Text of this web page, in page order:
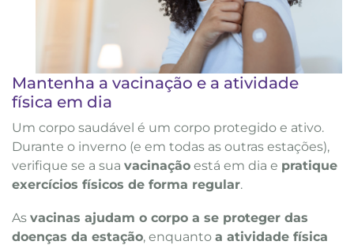
Mantenha a vacinação e a atividade
física em dia
Um corpo saudável é um corpo protegido e ativo.
Durante o inverno (e em todas as outras estações),
verifique se a sua vacinação está em dia e pratique
exercícios físicos de forma regular.
As vacinas ajudam o corpo a se proteger das
doenças da estação, enquanto a atividade física